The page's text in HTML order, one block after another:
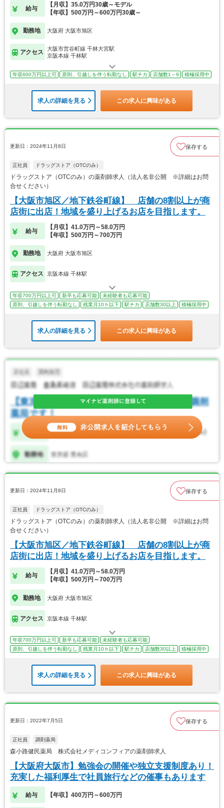
給与
【月収】35.0万円30歳～モデル
【年収】500万円～600万円30歳～
勤務地 大阪府 大阪市旭区
アクセス
大阪市営谷町線 千林大宮駅
京阪本線 千林駅
年収600万円以上可 原則、引越しを伴う転勤なし 駅チカ 店舗数1～9 積極採用中
求人の詳細を見る この求人に興味がある
更新日：2024年11月8日 保存する
正社員 ドラッグストア（OTCのみ）
ドラッグストア（OTCのみ）の薬剤師求人（法人名非公開 ※詳細はお問
合せください）
【大阪市旭区／地下鉄谷町線】 店舗の8割以上が商
店街に出店！地域を盛り上げるお店を目指します。
給与
【月収】41.0万円～58.0万円
【年収】500万円～700万円
勤務地 大阪府 大阪市旭区
アクセス 京阪本線 千林駅
年収700万円以上可 新卒も応募可能
未経験者も応募可能
原則、引越しを伴う転勤なし
残業月10ｈ以下 駅チカ 店舗数30以上 積極採用中
求人の詳細を見る この求人に興味がある
更新日：2024年11月8日 保存する
正社員 ドラッグストア（OTCのみ）
ドラッグストア（OTCのみ）の薬剤師求人（法人名非公開 ※詳細はお問
合せください）
【大阪市旭区／地下鉄谷町線】 店舗の8割以上が商
店街に出店！地域を盛り上げるお店を目指します。
給与
【月収】41.0万円～58.0万円
【年収】500万円～700万円
勤務地 大阪府 大阪市旭区
アクセス 京阪本線 千林駅
年収700万円以上可 新卒も応募可能
未経験者も応募可能
原則、引越しを伴う転勤なし
残業月10ｈ以下 駅チカ 店舗数30以上 積極採用中
求人の詳細を見る この求人に興味がある
更新日：2022年7月5日 保存する
正社員 調剤薬局
森小路健民薬局 株式会社メディコンフィアの薬剤師求人
【大阪府大阪市】勉強会の開催や独立支援制度あり！
充実した福利厚生で社員旅行などの催事もあります
給与 【年収】400万円～600万円